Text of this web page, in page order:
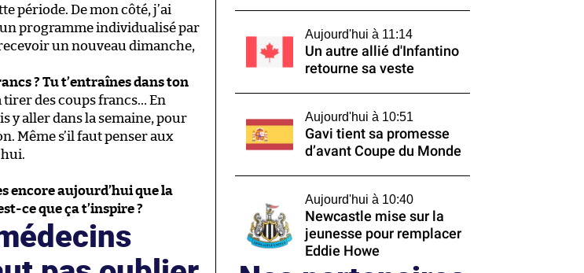
période. De mon côté, j’ai
programme individualisé par
un nouveau dimanche,
? Tu t’entraînes dans ton
tirer des coups francs… En
y aller dans la semaine, pour
Même s’il faut penser aux
encore aujourd’hui que la
ce que ça t’inspire ?
Aujourd'hui à 11:14
Un autre allié d'Infantino
retourne sa veste
Aujourd'hui à 10:51
Gavi tient sa promesse
d’avant Coupe du Monde
Aujourd'hui à 10:40
Newcastle mise sur la
jeunesse pour remplacer
Eddie Howe